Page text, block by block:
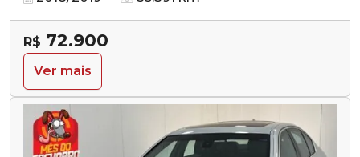
R$ 72.900
Ver mais